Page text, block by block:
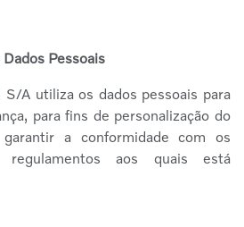
Pessoais
S/A utiliza os dados pessoais para
para fins de personalização do
a conformidade com os
aos quais está